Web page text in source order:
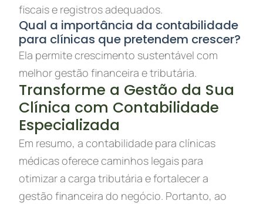
fiscais e registros adequados.
Qual a importância da contabilidade
para clínicas que pretendem crescer?
Ela permite crescimento sustentável com
melhor gestão financeira e tributária.
Transforme a Gestão da Sua
Clínica com Contabilidade
Especializada
Em resumo, a contabilidade para clínicas
médicas oferece caminhos legais para
otimizar a carga tributária e fortalecer a
gestão financeira do negócio. Portanto, ao